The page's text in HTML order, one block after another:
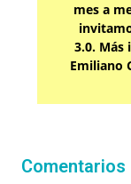
mes a
3.0. Más
Emiliano
Comentarios